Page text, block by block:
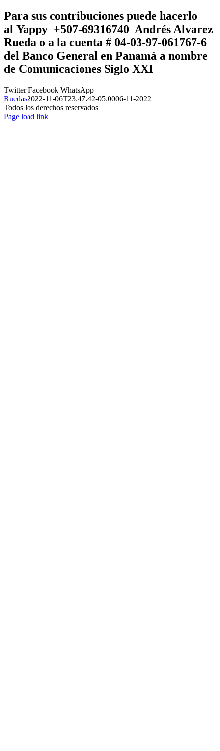
Para sus contribuciones puede hacerlo
al Yappy +507-69316740 Andrés Alvarez
Rueda o a la cuenta # 04-03-97-061767-6
del Banco General en Panamá a nombre
de Comunicaciones Siglo XXI
TwitterFacebook WhatsApp
Ruedas2022-11-06T23:47:42-05:0006-11-2022|
Todos los derechos reservados
Page load link